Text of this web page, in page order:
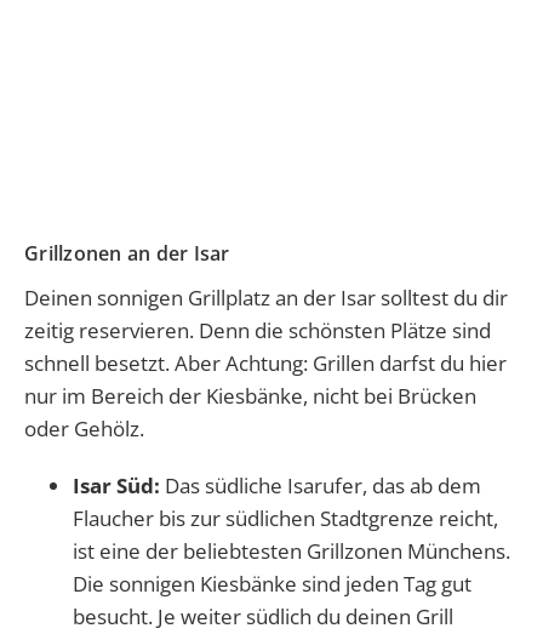
Grillzonen an der Isar
Deinen sonnigen Grillplatz an der Isar solltest du dir
zeitig reservieren. Denn die schönsten Plätze sind
schnell besetzt. Aber Achtung: Grillen darfst du hier
nur im Bereich der Kiesbänke, nicht bei Brücken
oder Gehölz.
Isar Süd: Das südliche Isarufer, das ab dem
Flaucher bis zur südlichen Stadtgrenze reicht,
ist eine der beliebtesten Grillzonen Münchens.
Die sonnigen Kiesbänke sind jeden Tag gut
besucht. Je weiter südlich du deinen Grill